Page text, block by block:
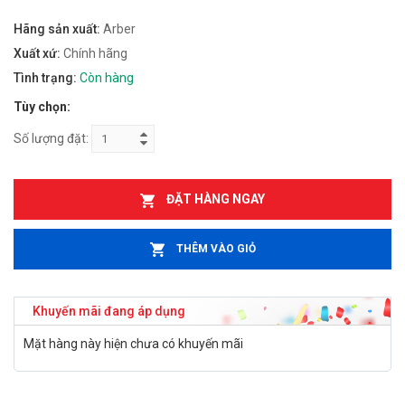
Hãng sản xuất: Arber
Xuất xứ: Chính hãng
Tình trạng: Còn hàng
Tùy chọn:
Số lượng đặt:
ĐẶT HÀNG NGAY
THÊM VÀO GIỎ
Khuyến mãi đang áp dụng
Mặt hàng này hiện chưa có khuyến mãi